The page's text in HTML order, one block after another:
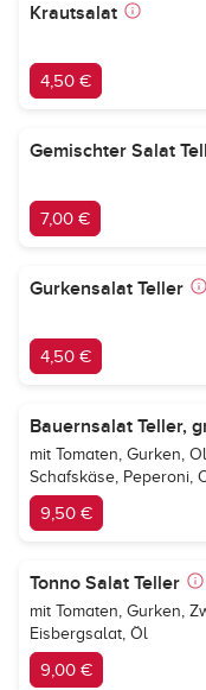
Krautsalat
4,50 €
Gemischter Salat
7,00 €
Gurkensalat Teller
4,50 €
Bauernsalat Teller,
mit Tomaten, Gurken,
Schafskäse, Peperoni,
9,50 €
Tonno Salat Teller
mit Tomaten, Gurken,
Eisbergsalat, Öl
9,00 €